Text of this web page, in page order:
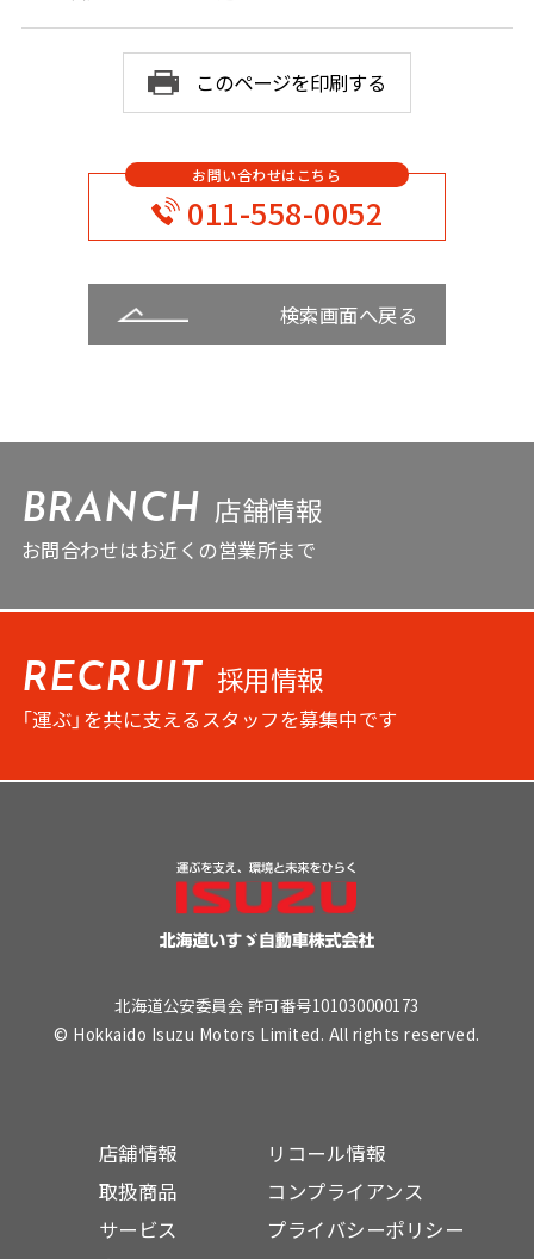
このページを印刷する
検索画面へ戻る
お問い合わせはこちら
011-558-0052
BRANCH 店舗情報
お問合わせはお近くの営業所まで
RECRUIT 採用情報
「運ぶ」を共に支えるスタッフを募集中です
北海道公安委員会 許可番号101030000173
© Hokkaido Isuzu Motors Limited. All rights reserved.
店舗情報
取扱商品
サービス
リコール情報
コンプライアンス
プライバシーポリシー